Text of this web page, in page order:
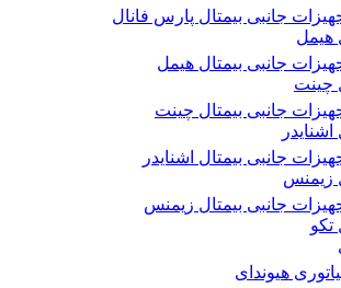
جانبی بیمتال پارس فانال
هیمل
جانبی بیمتال هیمل
چینت
جانبی بیمتال چینت
جانبی بیمتال اشنایدر
زیمنس
جانبی بیمتال زیمنس
تکو
هیوندای